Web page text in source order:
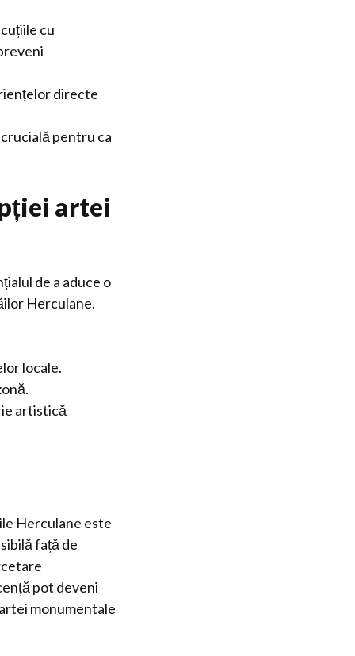
cu
directe
pentru ca
artei
de a aduce o
Herculane.
locale.
artistică
Herculane este
față de
pot deveni
monumentale